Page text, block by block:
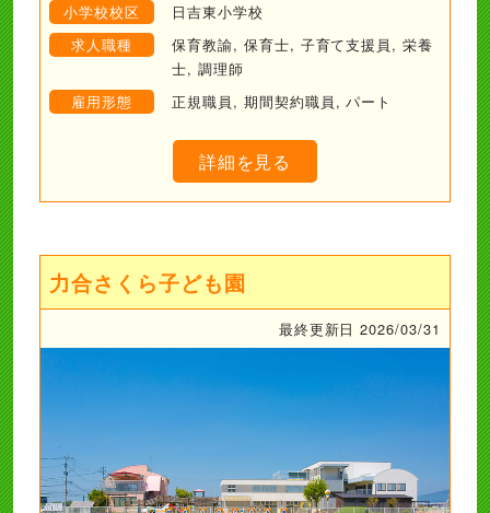
小学校校区
日吉東小学校
求人職種
保育教諭, 保育士, 子育て支援員, 栄養
士, 調理師
雇用形態
正規職員, 期間契約職員, パート
詳細を見る
力合さくら子ども園
最終更新日 2026/03/31